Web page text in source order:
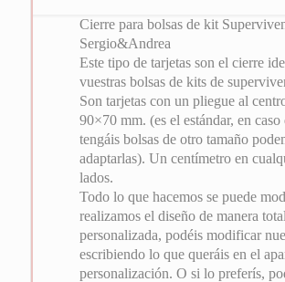
Cierre para bolsas de kit
Sergio&Andrea
Este tipo de tarjetas son el cierre
vuestras bolsas de kits de
Son tarjetas con un pliegue al
90×70 mm. (es el estándar, en caso
tengáis bolsas de otro tamaño
adaptarlas). Un centímetro en
lados.
Todo lo que hacemos se puede
realizamos el diseño de manera
personalizada, podéis modificar
escribiendo lo que queráis en el
personalización. O si lo preferís,